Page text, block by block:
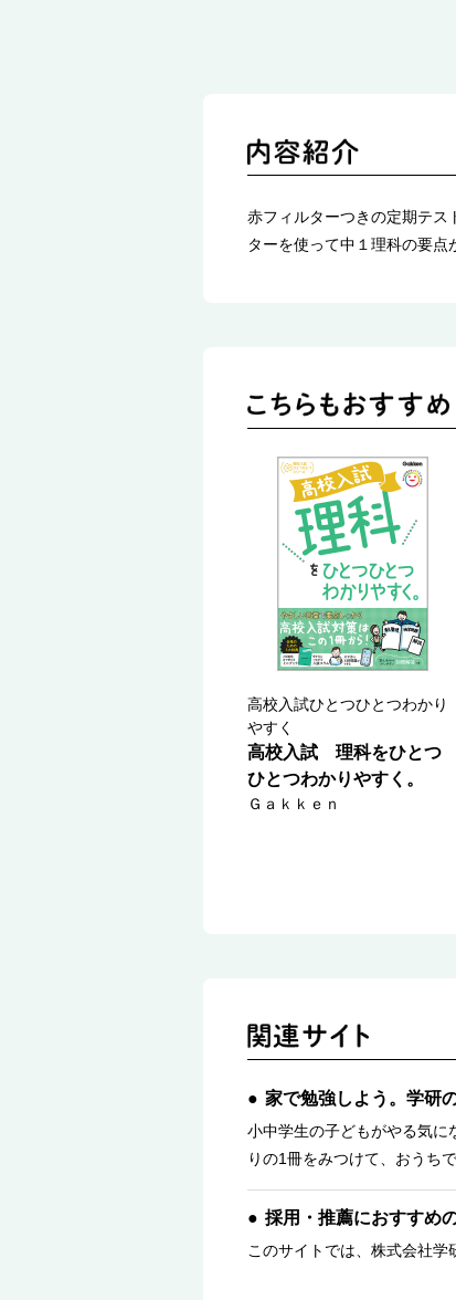
赤フィルターつきの定期テス
ターを使って中１理科の要点
高校入試ひとつひとつわかり
やすく
高校入試 理科をひとつ
ひとつわかりやすく。
Ｇａｋｋｅｎ
家で勉強しよう。学研
小中学生の子どもがやる気に
りの1冊をみつけて、おうち
採用・推薦におすすめ
このサイトでは、株式会社学